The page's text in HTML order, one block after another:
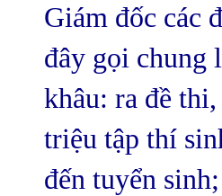
Giám đốc các
đây gọi chung
khâu: ra đề
triệu tập thí
đến tuyển sinh;